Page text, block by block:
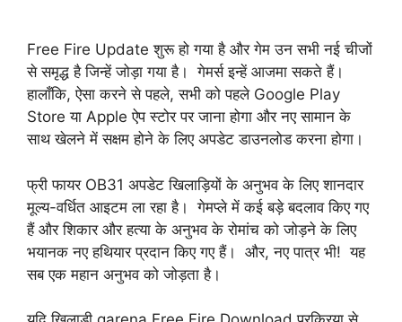
Free Fire Update शुरू हो गया है और गेम उन सभी नई चीजों
से समृद्ध है जिन्हें जोड़ा गया है। गेमर्स इन्हें आजमा सकते हैं।
हालाँकि, ऐसा करने से पहले, सभी को पहले Google Play
Store या Apple ऐप स्टोर पर जाना होगा और नए सामान के
साथ खेलने में सक्षम होने के लिए अपडेट डाउनलोड करना होगा।
फ्री फायर OB31 अपडेट खिलाड़ियों के अनुभव के लिए शानदार
मूल्य-वर्धित आइटम ला रहा है। गेमप्ले में कई बड़े बदलाव किए गए
हैं और शिकार और हत्या के अनुभव के रोमांच को जोड़ने के लिए
भयानक नए हथियार प्रदान किए गए हैं। और, नए पात्र भी! यह
सब एक महान अनुभव को जोड़ता है।